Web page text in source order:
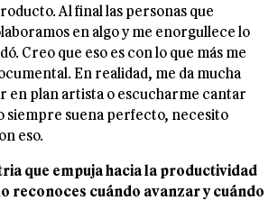
Al final las personas que
en algo y me enorgullece lo
Creo que eso es con lo que más me
En realidad, me da mucha
en plan artista o escucharme cantar
siempre suena perfecto, necesito
eso.
que empuja hacia la productividad
reconoces cuándo avanzar y cuándo